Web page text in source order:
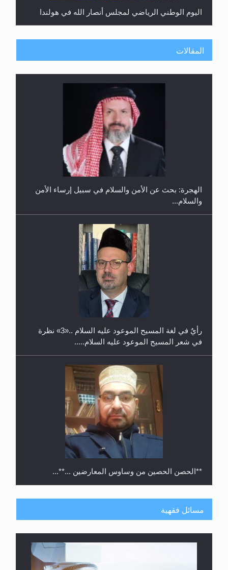
إتمام حفظ القرآن الكريم لثلاثة طلاب من مدرسة الحفظ
حفل توزيع الشهادات في الجامعة الأحمدية بنيجيريا لعام
المقالات
الهجرة: بحث عن الأمن والسلام في سبيل إرساء الأمن
في شعر المسيح الموعود عليه السلام.....
**الحصن الحصين من وساوس المعارضين ...**...
مسائل فقهية